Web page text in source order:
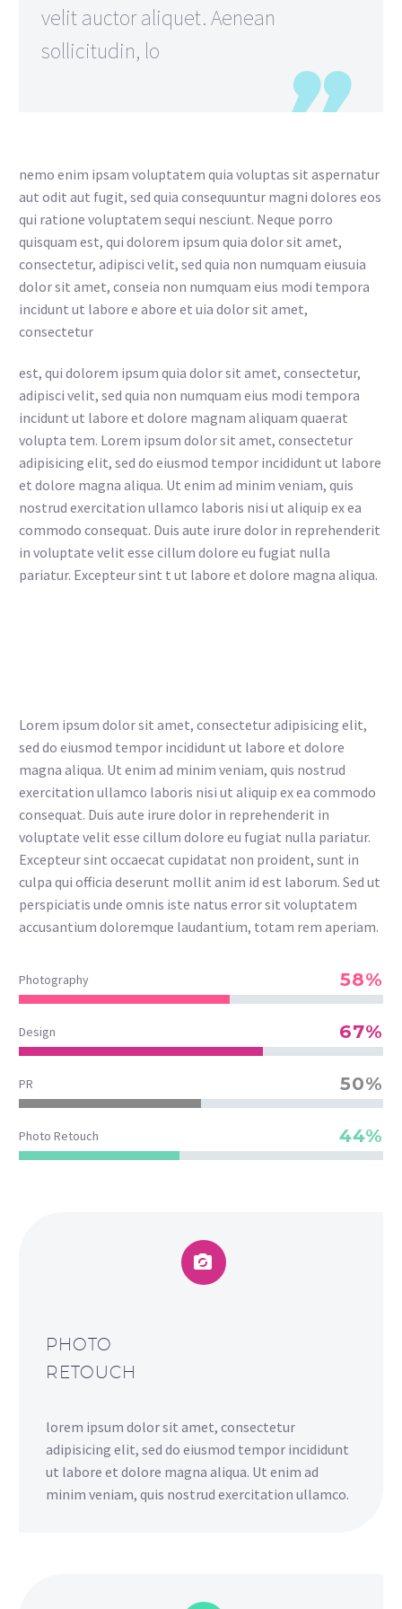
velit auctor aliquet. Aenean
sollicitudin, lo
nemo enim ipsam voluptatem quia voluptas sit aspernatur
aut odit aut fugit, sed quia consequuntur magni dolores eos
qui ratione voluptatem sequi nesciunt. Neque porro
quisquam est, qui dolorem ipsum quia dolor sit amet,
consectetur, adipisci velit, sed quia non numquam eiusuia
dolor sit amet, conseia non numquam eius modi tempora
incidunt ut labore e abore et uia dolor sit amet,
consectetur
est, qui dolorem ipsum quia dolor sit amet, consectetur,
adipisci velit, sed quia non numquam eius modi tempora
incidunt ut labore et dolore magnam aliquam quaerat
volupta tem. Lorem ipsum dolor sit amet, consectetur
adipisicing elit, sed do eiusmod tempor incididunt ut labore
et dolore magna aliqua. Ut enim ad minim veniam, quis
nostrud exercitation ullamco laboris nisi ut aliquip ex ea
commodo consequat. Duis aute irure dolor in reprehenderit
in voluptate velit esse cillum dolore eu fugiat nulla
pariatur. Excepteur sint t ut labore et dolore magna aliqua.
Lorem ipsum dolor sit amet, consectetur adipisicing elit,
sed do eiusmod tempor incididunt ut labore et dolore
magna aliqua. Ut enim ad minim veniam, quis nostrud
exercitation ullamco laboris nisi ut aliquip ex ea commodo
consequat. Duis aute irure dolor in reprehenderit in
voluptate velit esse cillum dolore eu fugiat nulla pariatur.
Excepteur sint occaecat cupidatat non proident, sunt in
culpa qui officia deserunt mollit anim id est laborum. Sed ut
perspiciatis unde omnis iste natus error sit voluptatem
accusantium doloremque laudantium, totam rem aperiam.
Photography 58%
Design 67%
PR 50%
Photo Retouch 44%


PHOTO
RETOUCH
lorem ipsum dolor sit amet, consectetur
adipisicing elit, sed do eiusmod tempor incididunt
ut labore et dolore magna aliqua. Ut enim ad
minim veniam, quis nostrud exercitation ullamco.